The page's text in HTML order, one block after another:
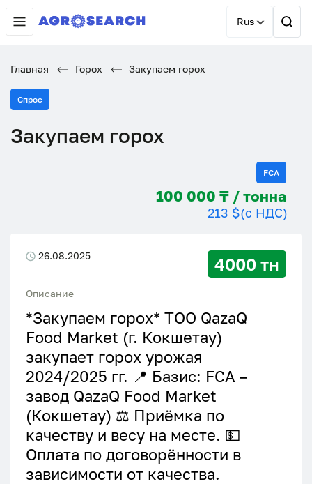
Rus
Главная Горох Закупаем горох
Спрос
Закупаем горох
FCA
100 000 ₸ / тонна
213 $(с НДС)
26.08.2025 4000 тн
Описание
*Закупаем горох* ТОО QazaQ
Food Market (г. Кокшетау)
закупает горох урожая
2024/2025 гг. 📍 Базис: FCA –
завод QazaQ Food Market
(Кокшетау) ⚖️ Приёмка по
качеству и весу на месте. 💵
Оплата по договорённости в
зависимости от качества.